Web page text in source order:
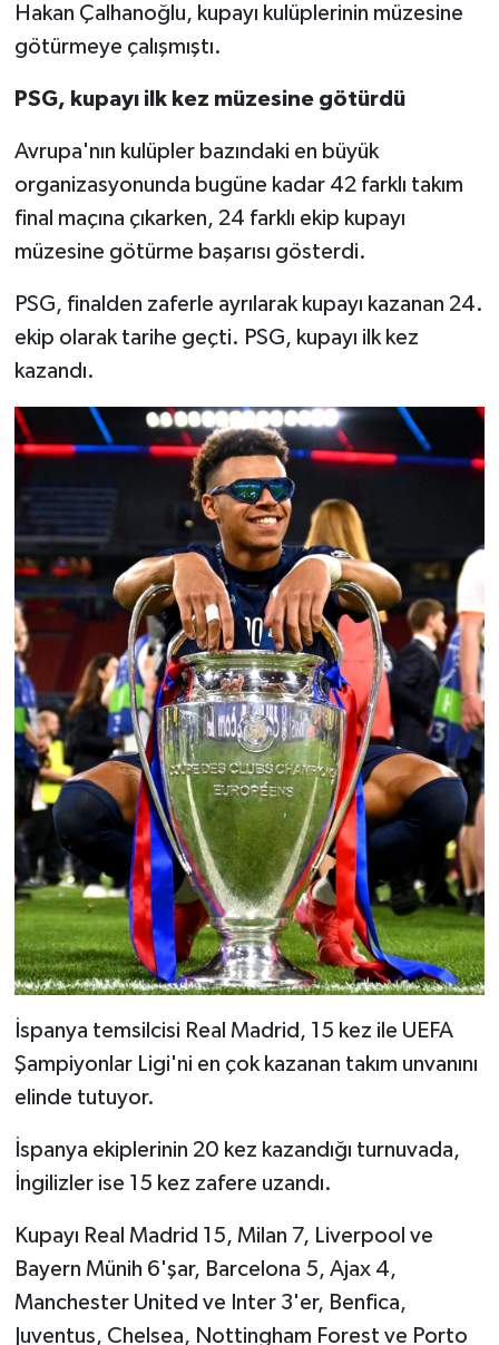
Hakan Çalhanoğlu, kupayı kulüplerinin müzesine
götürmeye çalışmıştı.
PSG, kupayı ilk kez müzesine götürdü
Avrupa'nın kulüpler bazındaki en büyük
organizasyonunda bugüne kadar 42 farklı takım
final maçına çıkarken, 24 farklı ekip kupayı
müzesine götürme başarısı gösterdi.
PSG, finalden zaferle ayrılarak kupayı kazanan 24.
ekip olarak tarihe geçti. PSG, kupayı ilk kez
kazandı.
İspanya temsilcisi Real Madrid, 15 kez ile UEFA
Şampiyonlar Ligi'ni en çok kazanan takım unvanını
elinde tutuyor.
İspanya ekiplerinin 20 kez kazandığı turnuvada,
İngilizler ise 15 kez zafere uzandı.
Kupayı Real Madrid 15, Milan 7, Liverpool ve
Bayern Münih 6'şar, Barcelona 5, Ajax 4,
Manchester United ve Inter 3'er, Benfica,
Juventus, Chelsea, Nottingham Forest ve Porto